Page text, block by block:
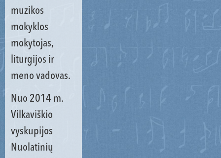
muzikos
mokyklos
mokytojas,
liturgijos ir
meno vadovas.
Nuo 2014 m.
Vilkaviškio
vyskupijos
Nuolatinių